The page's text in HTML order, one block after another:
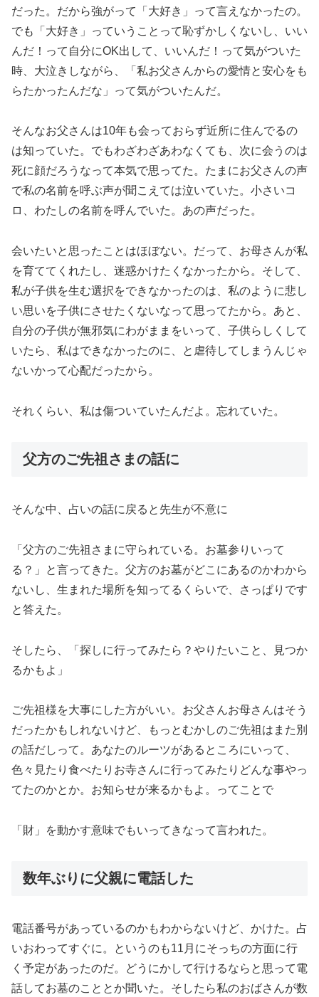
だった。だから強がって「大好き」って言えなかったの。
でも「大好き」っていうことって恥ずかしくないし、いい
んだ！って自分にOK出して、いいんだ！って気がついた
時、大泣きしながら、「私お父さんからの愛情と安心をも
らたかったんだな」って気がついたんだ。
そんなお父さんは10年も会っておらず近所に住んでるの
は知っていた。でもわざわざあわなくても、次に会うのは
死に顔だろうなって本気で思ってた。たまにお父さんの声
で私の名前を呼ぶ声が聞こえては泣いていた。小さいコ
ロ、わたしの名前を呼んでいた。あの声だった。
会いたいと思ったことはほぼない。だって、お母さんが私
を育ててくれたし、迷惑かけたくなかったから。そして、
私が子供を生む選択をできなかったのは、私のように悲し
い思いを子供にさせたくないなって思ってたから。あと、
自分の子供が無邪気にわがままをいって、子供らしくして
いたら、私はできなかったのに、と虐待してしまうんじゃ
ないかって心配だったから。
それくらい、私は傷ついていたんだよ。忘れていた。
父方のご先祖さまの話に
そんな中、占いの話に戻ると先生が不意に
「父方のご先祖さまに守られている。お墓参りいって
る？」と言ってきた。父方のお墓がどこにあるのかわから
ないし、生まれた場所を知ってるくらいで、さっぱりです
と答えた。
そしたら、「探しに行ってみたら？やりたいこと、見つか
るかもよ」
ご先祖様を大事にした方がいい。お父さんお母さんはそう
だったかもしれないけど、もっとむかしのご先祖はまた別
の話だしって。あなたのルーツがあるところにいって、
色々見たり食べたりお寺さんに行ってみたりどんな事やっ
てたのかとか。お知らせが来るかもよ。ってことで
「財」を動かす意味でもいってきなって言われた。
数年ぶりに父親に電話した
電話番号があっているのかもわからないけど、かけた。占
いおわってすぐに。というのも11月にそっちの方面に行
く予定があったのだ。どうにかして行けるならと思って電
話してお墓のこととか聞いた。そしたら私のおばさんが数